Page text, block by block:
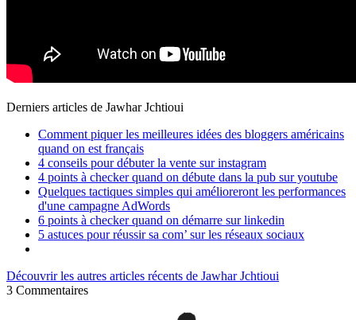
Derniers articles de Jawhar Jchtioui
Comment piquer les meilleures idées des bloggers américains
quand on est français
4 conseils pour débuter la vente sur instagram
4 points à checker quand on débute dans la pub sur youtube
Quelques tactiques simples qui amélioreront les performances
d'une campagne AdWords
6 points à checker quand on démarre sur linkedin
5 astuces pour réussir sa com’ sur les réseaux sociaux
Découvrir les autres articles récents de Jawhar Jchtioui
3 Commentaires